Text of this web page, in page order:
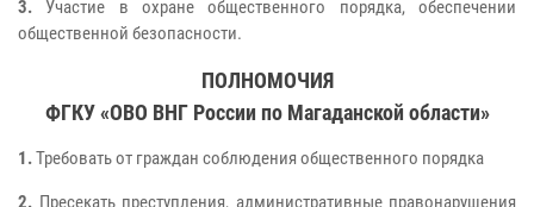
3. Участие в охране общественного порядка, обеспечении
общественной безопасности.
ПОЛНОМОЧИЯ
ФГКУ «ОВО ВНГ России по Магаданской области»
1.Требовать от граждан соблюдения общественного порядка
2. Пресекать преступления, административные правонарушения